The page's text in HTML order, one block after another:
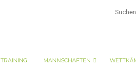
TRAINING MANNSCHAFTEN